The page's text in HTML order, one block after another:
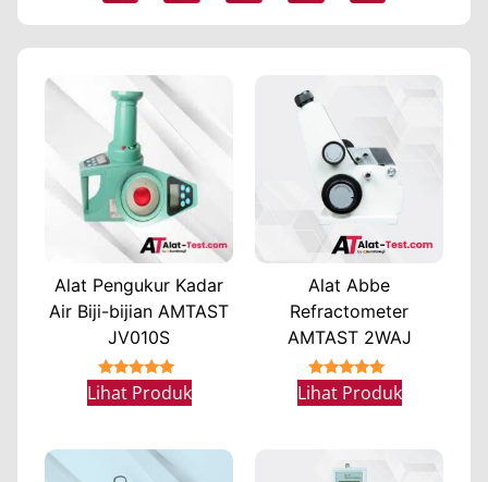
Alat Pengukur Kadar
Air Biji-bijian AMTAST
JV010S
★★★★★
Lihat Produk
Alat Abbe
Refractometer
AMTAST 2WAJ
★★★★★
Lihat Produk